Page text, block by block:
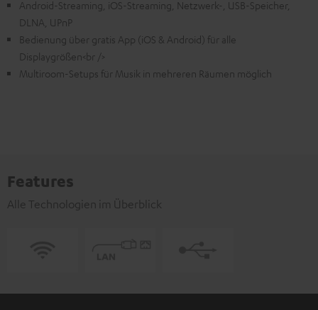
Android-Streaming, iOS-Streaming, Netzwerk-, USB-Speicher,
DLNA, UPnP
Bedienung über gratis App (iOS & Android) für alle
Displaygrößen<br />
Multiroom-Setups für Musik in mehreren Räumen möglich
Features
Alle Technologien im Überblick